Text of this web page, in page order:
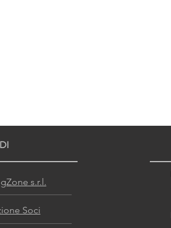
s.r.l.
Soci